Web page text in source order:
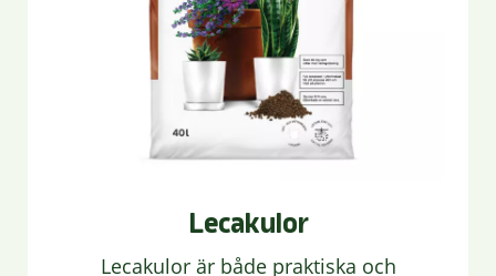
Lecakulor
Lecakulor är både praktiska och